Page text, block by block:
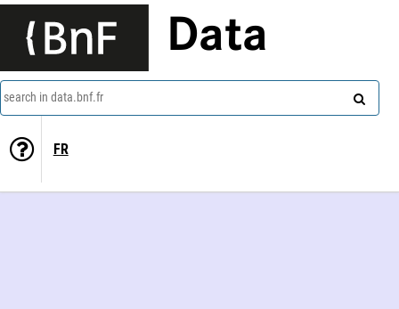
Data
search in data.bnf.fr
FR